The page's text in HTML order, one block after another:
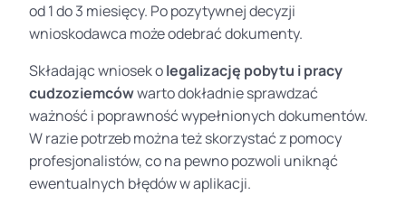
od 1 do 3 miesięcy. Po pozytywnej decyzji
wnioskodawca może odebrać dokumenty.
Składając wniosek olegalizację pobytu i pracy
cudzoziemcówwarto dokładnie sprawdzać
ważność i poprawność wypełnionych dokumentów.
W razie potrzeb można też skorzystać z pomocy
profesjonalistów, co na pewno pozwoli uniknąć
ewentualnych błędów w aplikacji.